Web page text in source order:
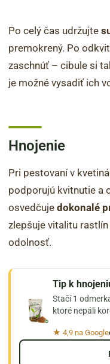
Po celý čas udržujte
premokrený. Po
zaschnúť – cibule si
je možné vysadiť ich
Hnojenie
Pri pestovaní v
podporujú kvitnutie a
osvedčuje dokonalé
zlepšuje vitalitu
odolnosť.
Tip k
Stačí 1
ktoré nepáli
★ 4,9 na Google